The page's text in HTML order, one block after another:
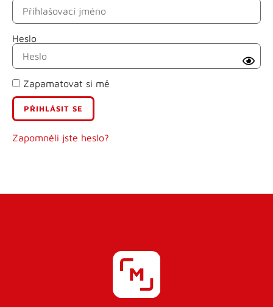
Heslo
Zapamatovat si mě
Zapomněli jste heslo?
Příjmení
E-mail
Uživatelské jméno